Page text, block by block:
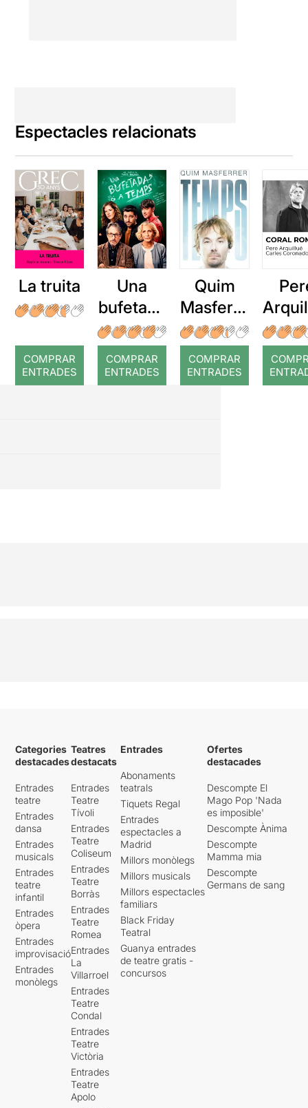
Espectacles relacionats
La truita
COMPRAR
ENTRADES
Una
bufetada
a temps
COMPRAR
ENTRADES
Quim
Masferre
r: Temps
COMPRAR
ENTRADES
:
Categories
destacades
Entrades
teatre
Entrades
dansa
Entrades
musicals
Entrades
teatre
infantil
Entrades
òpera
Entrades
improvisació
Entrades
monòlegs
Teatres
destacats
Entrades
Teatre
Tívoli
Entrades
Teatre
Coliseum
Entrades
Teatre
Borràs
Entrades
Teatre
Romea
Entrades
La
Villarroel
Entrades
Teatre
Condal
Entrades
Teatre
Victòria
Entrades
Teatre
Apolo
Entrades
Abonaments
teatrals
Tiquets Regal
Entrades
espectacles a
Madrid
Millors monòlegs
Millors musicals
Millors espectacles
familiars
Black Friday
Teatral
Guanya entrades
de teatre gratis -
concursos
Ofertes
destacades
Descompte El
Mago Pop 'Nada
es imposible'
Descompte Ànima
Descompte
Mamma mia
Descompte
Germans de sang